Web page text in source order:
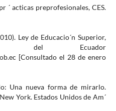
´ acticas preprofesionales, CES.
Ley de Educacio´n Superior,
del Ecuador
[Consultado el 28 de enero
Una nueva forma de mirarlo.
York. Estados Unidos de Am´